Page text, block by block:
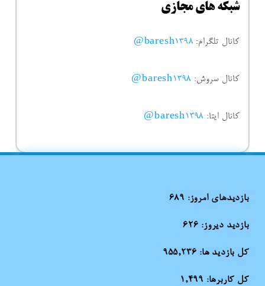
شبکه های مجازی
کانال تلگرام: baresh1398@
کانال سروش: baresh1398@
کانال ایتا: baresh1398@
بازدیدهای امروز: 689
بازدید دیروز: 626
کل بازدید ها: 955,236
کل کاربرها: 1,499